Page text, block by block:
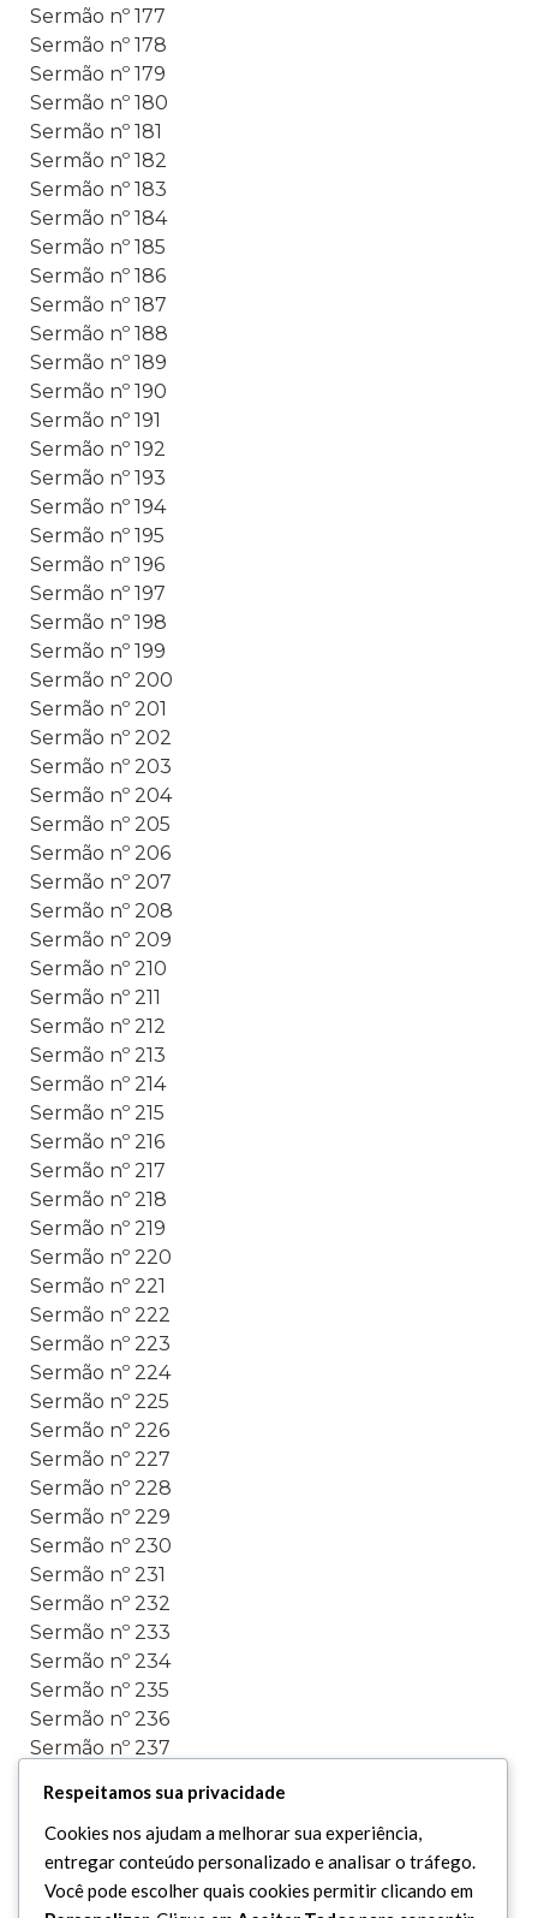
Sermão nº 177
Sermão nº 178
Sermão nº 179
Sermão nº 180
Sermão nº 181
Sermão nº 182
Sermão nº 183
Sermão nº 184
Sermão nº 185
Sermão nº 186
Sermão nº 187
Sermão nº 188
Sermão nº 189
Sermão nº 190
Sermão nº 191
Sermão nº 192
Sermão nº 193
Sermão nº 194
Sermão nº 195
Sermão nº 196
Sermão nº 197
Sermão nº 198
Sermão nº 199
Sermão nº 200
Sermão nº 201
Sermão nº 202
Sermão nº 203
Sermão nº 204
Sermão nº 205
Sermão nº 206
Sermão nº 207
Sermão nº 208
Sermão nº 209
Sermão nº 210
Sermão nº 211
Sermão nº 212
Sermão nº 213
Sermão nº 214
Sermão nº 215
Sermão nº 216
Sermão nº 217
Sermão nº 218
Sermão nº 219
Sermão nº 220
Sermão nº 221
Sermão nº 222
Sermão nº 223
Sermão nº 224
Sermão nº 225
Sermão nº 226
Sermão nº 227
Sermão nº 228
Sermão nº 229
Sermão nº 230
Sermão nº 231
Sermão nº 232
Sermão nº 233
Sermão nº 234
Sermão nº 235
Sermão nº 236
Sermão nº 237
Sermão nº 239
Sermão nº 240
Sermão nº 241
Respeitamos sua privacidade
Cookies nos ajudam a melhorar sua experiência,
entregar conteúdo personalizado e analisar o tráfego.
Você pode escolher quais cookies permitir clicando em